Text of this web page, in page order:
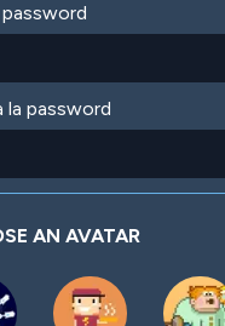
la password
AN AVATAR